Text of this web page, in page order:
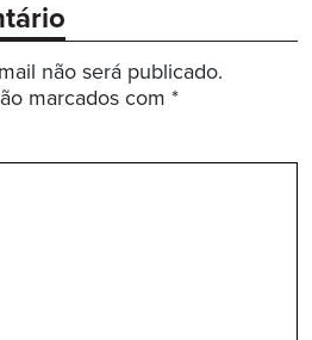
não será publicado.
marcados com *